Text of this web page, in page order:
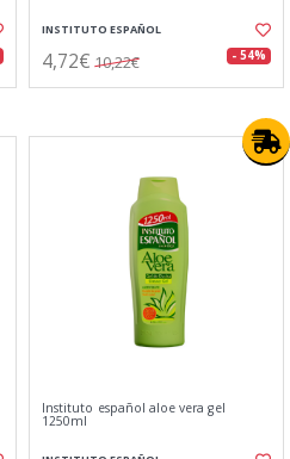
INSTITUTO ESPAÑOL
4,72€ 10,22€ - 54%
Instituto español aloe vera gel
1250ml